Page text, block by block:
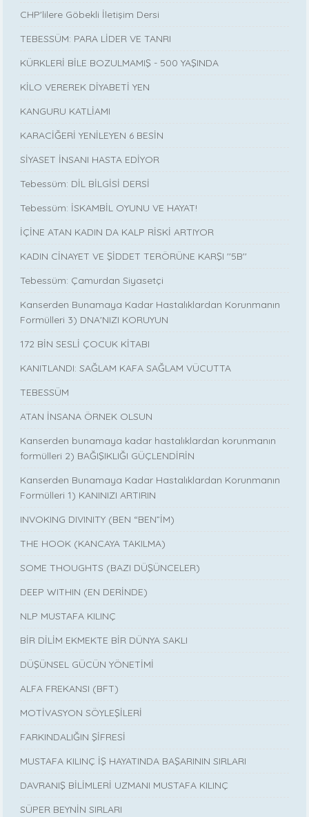
CHP'lilere Göbekli İletişim Dersi
TEBESSÜM: PARA LİDER VE TANRI
KÜRKLERİ BİLE BOZULMAMIŞ - 500 YAŞINDA
KİLO VEREREK DİYABETİ YEN
KANGURU KATLİAMI
KARACİĞERİ YENİLEYEN 6 BESİN
SİYASET İNSANI HASTA EDİYOR
Tebessüm: DİL BİLGİSİ DERSİ
Tebessüm: İSKAMBİL OYUNU VE HAYAT!
İÇİNE ATAN KADIN DA KALP RİSKİ ARTIYOR
KADIN CİNAYET VE ŞİDDET TERÖRÜNE KARŞI ''5B''
Tebessüm: Çamurdan Siyasetçi
Kanserden Bunamaya Kadar Hastalıklardan Korunmanın
Formülleri 3) DNA'NIZI KORUYUN
172 BİN SESLİ ÇOCUK KİTABI
KANITLANDI: SAĞLAM KAFA SAĞLAM VÜCUTTA
TEBESSÜM
ATAN İNSANA ÖRNEK OLSUN
Kanserden bunamaya kadar hastalıklardan korunmanın
formülleri 2) BAĞIŞIKLIĞI GÜÇLENDİRİN
Kanserden Bunamaya Kadar Hastalıklardan Korunmanın
Formülleri 1) KANINIZI ARTIRIN
INVOKING DIVINITY (BEN “BEN”İM)
THE HOOK (KANCAYA TAKILMA)
SOME THOUGHTS (BAZI DÜŞÜNCELER)
DEEP WITHIN (EN DERİNDE)
NLP MUSTAFA KILINÇ
BİR DİLİM EKMEKTE BİR DÜNYA SAKLI
DÜŞÜNSEL GÜCÜN YÖNETİMİ
ALFA FREKANSI (BFT)
MOTİVASYON SÖYLEŞİLERİ
FARKINDALIĞIN ŞİFRESİ
MUSTAFA KILINÇ İŞ HAYATINDA BAŞARININ SIRLARI
DAVRANIŞ BİLİMLERİ UZMANI MUSTAFA KILINÇ
SÜPER BEYNİN SIRLARI